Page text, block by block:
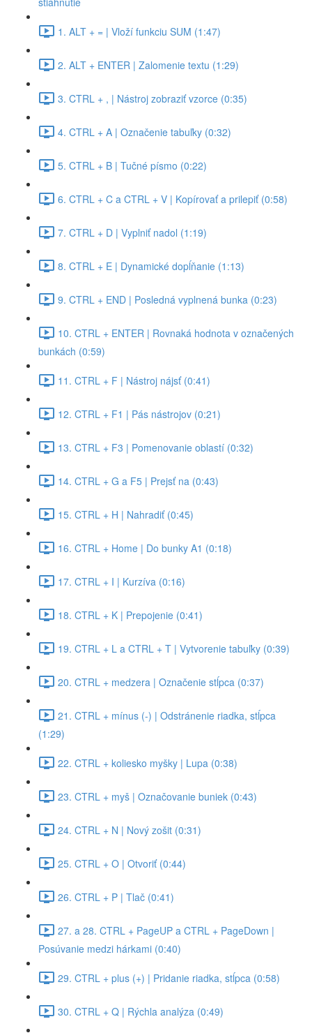
1. ALT + = | Vloží funkciu SUM (1:47)
2. ALT + ENTER | Zalomenie textu (1:29)
3. CTRL + , | Nástroj zobraziť vzorce (0:35)
4. CTRL + A | Označenie tabuľky (0:32)
5. CTRL + B | Tučné písmo (0:22)
6. CTRL + C a CTRL + V | Kopírovať a prilepiť (0:58)
7. CTRL + D | Vyplniť nadol (1:19)
8. CTRL + E | Dynamické dopĺňanie (1:13)
9. CTRL + END | Posledná vyplnená bunka (0:23)
10. CTRL + ENTER | Rovnaká hodnota v označených
bunkách (0:59)
11. CTRL + F | Nástroj nájsť (0:41)
12. CTRL + F1 | Pás nástrojov (0:21)
13. CTRL + F3 | Pomenovanie oblastí (0:32)
14. CTRL + G a F5 | Prejsť na (0:43)
15. CTRL + H | Nahradiť (0:45)
16. CTRL + Home | Do bunky A1 (0:18)
17. CTRL + I | Kurzíva (0:16)
18. CTRL + K | Prepojenie (0:41)
19. CTRL + L a CTRL + T | Vytvorenie tabuľky (0:39)
20. CTRL + medzera | Označenie stĺpca (0:37)
21. CTRL + mínus (-) | Odstránenie riadka, stĺpca
(1:29)
22. CTRL + koliesko myšky | Lupa (0:38)
23. CTRL + myš | Označovanie buniek (0:43)
24. CTRL + N | Nový zošit (0:31)
25. CTRL + O | Otvoriť (0:44)
26. CTRL + P | Tlač (0:41)
27. a 28. CTRL + PageUP a CTRL + PageDown |
Posúvanie medzi hárkami (0:40)
29. CTRL + plus (+) | Pridanie riadka, stĺpca (0:58)
30. CTRL + Q | Rýchla analýza (0:49)